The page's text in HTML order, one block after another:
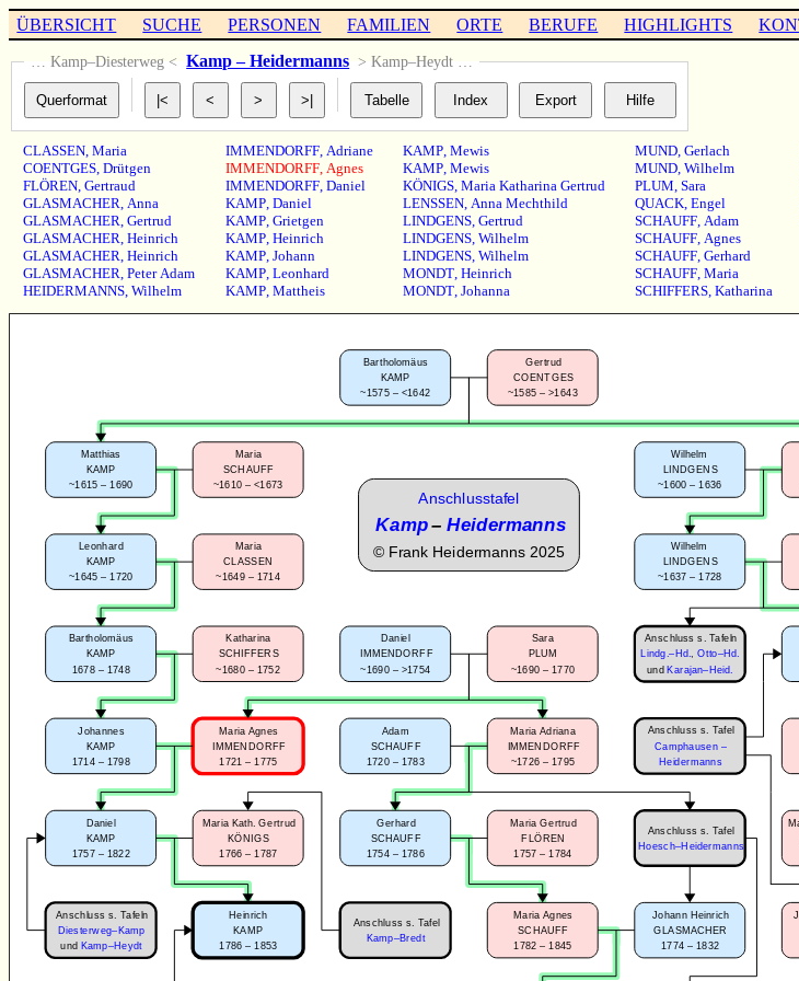
ÜBERSICHT SUCHE PERSONEN FAMILIEN ORTE BERUFE HIGHLIGHTS
… Kamp–Diesterweg < Kamp – Heidermanns > Kamp–Heydt …
CLASSEN,Maria
COENTGES,Drütgen
FLÖREN,Gertraud
GLASMACHER,Anna
GLASMACHER,Gertrud
GLASMACHER,Heinrich
GLASMACHER,Heinrich
GLASMACHER,Peter Adam
HEIDERMANNS,Wilhelm
IMMENDORFF, Adriane
IMMENDORFF, Agnes
IMMENDORFF, Daniel
KAMP, Daniel
KAMP, Grietgen
KAMP, Heinrich
KAMP, Johann
KAMP, Leonhard
KAMP, Mattheis
KAMP, Mewis
KAMP, Mewis
KÖNIGS, Maria Katharina Gertrud
LENSSEN, Anna Mechthild
LINDGENS, Gertrud
LINDGENS, Wilhelm
LINDGENS, Wilhelm
MONDT, Heinrich
MONDT, Johanna
MUND, Gerlach
MUND, Wilhelm
PLUM, Sara
QUACK, Engel
SCHAUFF, Adam
SCHAUFF, Agnes
SCHAUFF, Gerhard
SCHAUFF, Maria
SCHIFFERS, Katharina
Heinrich
KAMP
1786 – 1853
Daniel
KAMP
1757 – 1822
Maria Kath. Gertrud
KÖNIGS
1766 – 1787
Johannes
KAMP
1714 – 1798
Maria Agnes
IMMENDORFF
1721 – 1775
Daniel
IMMENDORFF
~1690 – >1754
Sara
PLUM
~1690 – 1770
Adam
SCHAUFF
1720 – 1783
Maria Adriana
IMMENDORFF
~1726 – 1795
Gerhard
SCHAUFF
1754 – 1786
Maria Gertrud
FLÖREN
1757 – 1784
Johann Heinrich
GLASMACHER
1774 – 1832
Maria Agnes
SCHAUFF
1782 – 1845
Bartholomäus
KAMP
1678 – 1748
Katharina
SCHIFFERS
~1680 – 1752
Leonhard
KAMP
~1645 – 1720
Maria
CLASSEN
~1649 – 1714
Matthias
KAMP
~1615 – 1690
Maria
SCHAUFF
~1610 – <1673
Bartholomäus
KAMP
~1575 – <1642
Gertrud
COENTGES
~1585 – >1643
Wilhelm
LINDGENS
~1637 – 1728
Wilhelm
LINDGENS
~1600 – 1636
Anschluss s. Tafel
Camphausen –
Heidermanns
Anschluss s. Tafel
Hoesch–Heidermanns
Anschluss s. Tafeln
Diesterweg–Kamp
undKamp–Heydt
Anschluss s. Tafeln
Lindg.–Hd., Otto–Hd.
undKarajan–Heid.
Anschluss s. Tafel
Kamp–Bredt
Anschlusstafel
Kamp–Heidermanns
© Frank Heidermanns 2025